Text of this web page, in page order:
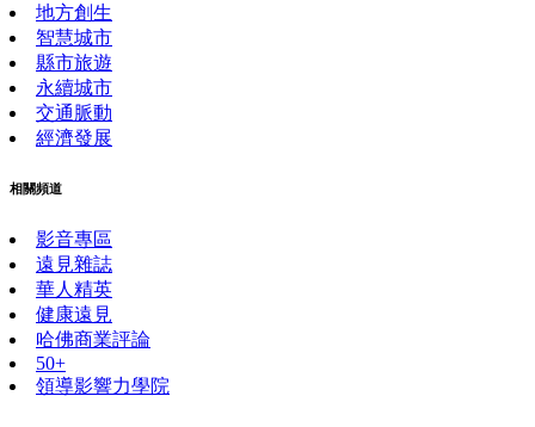
地方創生
智慧城市
縣市旅遊
永續城市
交通脈動
經濟發展
相關頻道
影音專區
遠見雜誌
華人精英
健康遠見
哈佛商業評論
50+
領導影響力學院